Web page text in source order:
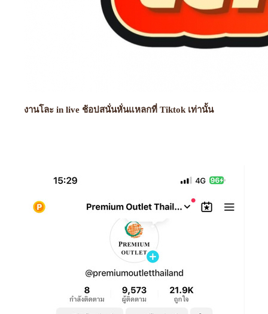
งานโละ in live ช้อปสนั่นหั่นแหลกที่ Tiktok เท่านั้น